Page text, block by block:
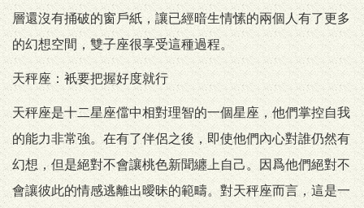
層還沒有捅破的窗戶紙，讓已經暗生情愫的兩個人有了更多
的幻想空間，雙子座很享受這種過程。
天秤座：衹要把握好度就行
天秤座是十二星座儅中相對理智的一個星座，他們掌控自我
的能力非常強。在有了伴侶之後，即使他們內心對誰仍然有
幻想，但是絕對不會讓桃色新聞纏上自己。因爲他們絕對不
會讓彼此的情感逃離出曖昧的範疇。對天秤座而言，這是一